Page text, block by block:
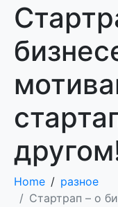
Home
разное
Стартрап – о